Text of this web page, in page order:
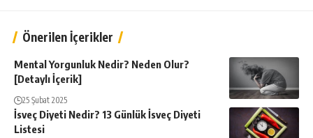
Önerilen İçerikler
Mental Yorgunluk Nedir? Neden Olur?
[Detaylı İçerik]
25 Şubat 2025
İsveç Diyeti Nedir? 13 Günlük İsveç Diyeti
Listesi